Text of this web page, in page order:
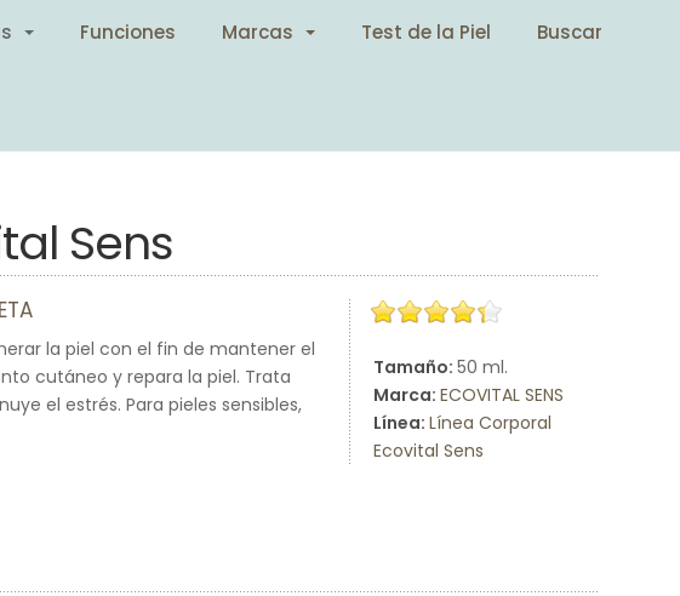
Funciones Marcas Test de la Piel
Buscar
Sens
Tamaño: 50 ml.
Marca: ECOVITAL SENS
Línea: Línea Corporal
Ecovital Sens
la piel con el fin de mantener el
cutáneo y repara la piel. Trata
el estrés. Para pieles sensibles,